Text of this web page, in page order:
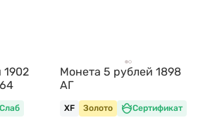
1902
Слаб
Монета 5 рублей 1898
АГ
XF Золото Сертификат